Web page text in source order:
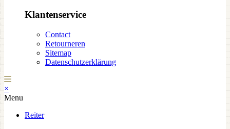
Klantenservice
Contact
Retourneren
Sitemap
Datenschutzerklärung
×
Menu
Reiter